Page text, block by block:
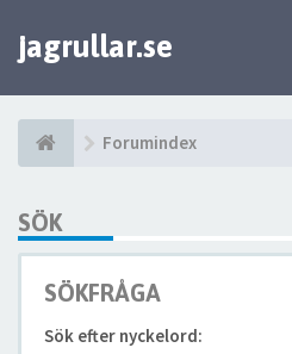
jagrullar.se
Forumindex
SÖK
SÖKFRÅGA
Sök efter nyckelord: